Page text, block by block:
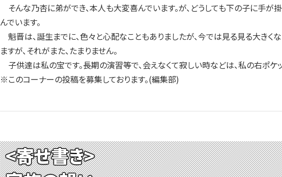
そんな乃杏に弟ができ、本人も大変喜んでいます。が、どうしても下の子に手が
んでいます。
魁晋は、誕生までに、色々と心配なこともありましたが、今では見る見る大きく
ますが、それがまた、たまりません。
子供達は私の宝です。長期の演習等で、会えなくて寂しい時などは、私の右ポ
※このコーナーの投稿を募集しております。(編集部)
<寄せ書き>